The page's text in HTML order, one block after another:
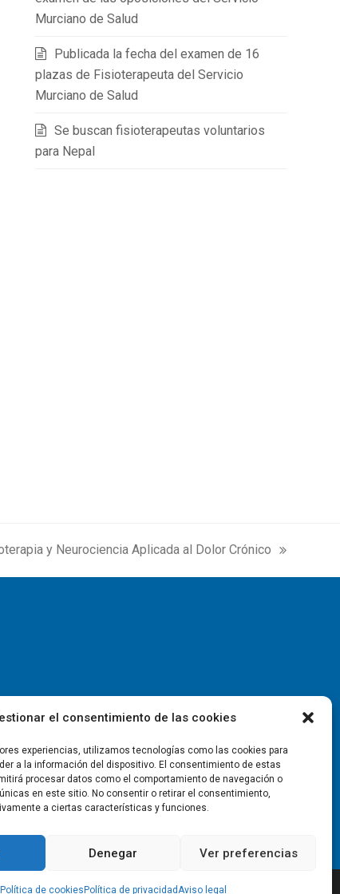
el consentimiento de las cookies
experiencias, utilizamos tecnologías como las cookies para
a la información del dispositivo. El consentimiento de estas
procesar datos como el comportamiento de navegación o
en este sitio. No consentir o retirar el consentimiento,
a ciertas características y funciones.
Denegar Ver preferencias
Política de cookies Política de privacidadAviso legal
Murciano de Salud
Publicada la fecha del examen de 16
plazas de Fisioterapeuta del Servicio
Murciano de Salud
Se buscan fisioterapeutas voluntarios
para Nepal
y Neurociencia Aplicada al Dolor Crónico